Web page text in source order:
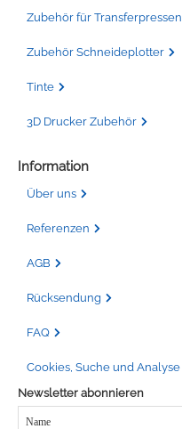
Zubehör für Transferpressen
Zubehör Schneideplotter
Tinte
3D Drucker Zubehör
Information
Über uns
Referenzen
AGB
Rücksendung
FAQ
Cookies, Suche und Analyse
Newsletter abonnieren
Name